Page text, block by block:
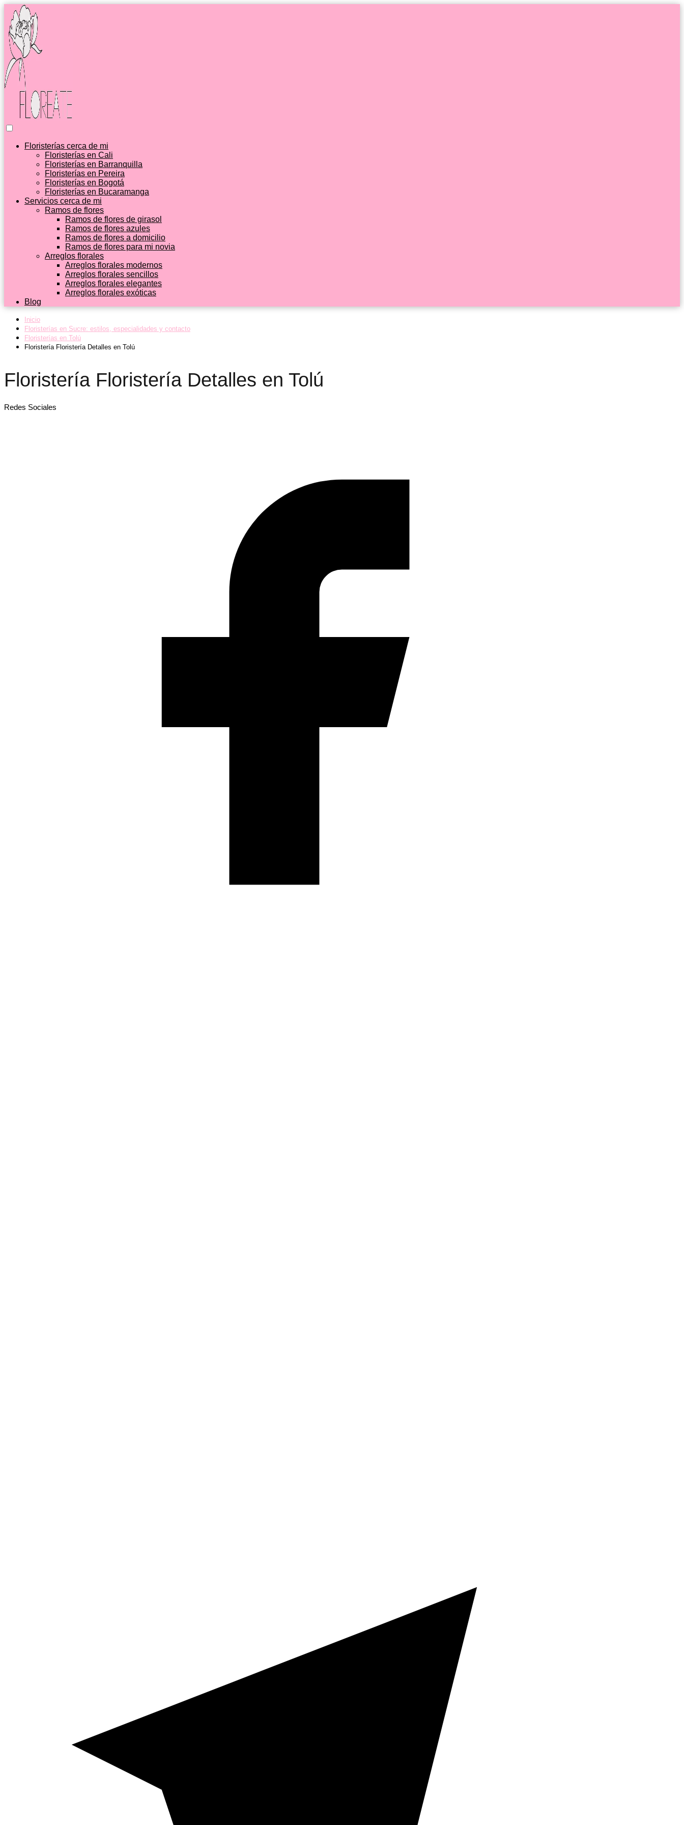
Floristerías cerca de mi
Floristerías en Cali
Floristerías en Barranquilla
Floristerías en Pereira
Floristerías en Bogotá
Floristerías en Bucaramanga
Servicios cerca de mi
Ramos de flores
Ramos de flores de girasol
Ramos de flores azules
Ramos de flores a domicilio
Ramos de flores para mi novia
Arreglos florales
Arreglos florales modernos
Arreglos florales sencillos
Arreglos florales elegantes
Arreglos florales exóticas
Blog
Inicio
Floristerías en Sucre: estilos, especialidades y contacto
Floristerías en Tolú
Floristería Floristería Detalles en Tolú
Floristería Floristería Detalles en Tolú
Redes Sociales